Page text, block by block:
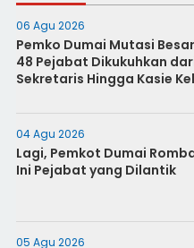
06 Agu 2026
Pemko Dumai Mutasi
48 Pejabat Dikukuhkan
Sekretaris Hingga Kasie
04 Agu 2026
Lagi, Pemkot Dumai
Ini Pejabat yang Dilantik
05 Agu 2026